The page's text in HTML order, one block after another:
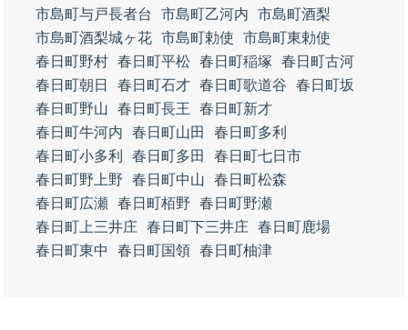
市島町与戸長者台
市島町乙河内
市島町酒梨
市島町酒梨城ヶ花 市島町勅使
市島町東勅使
春日町野村 春日町平松 春日町稲塚
春日町古河
春日町朝日
春日町石才 春日町歌道谷
春日町坂
春日町野山
春日町長王
春日町新才
春日町牛河内
春日町山田
春日町多利
春日町小多利
春日町多田
春日町七日市
春日町野上野
春日町中山
春日町松森
春日町広瀬 春日町栢野
春日町野瀬
春日町上三井庄
春日町下三井庄
春日町鹿場
春日町東中
春日町国領 春日町柚津